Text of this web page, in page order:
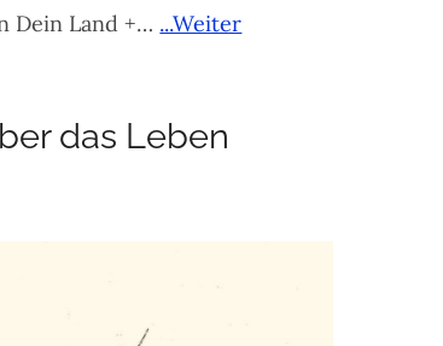
Dein Land +… ...Weiter
das Leben